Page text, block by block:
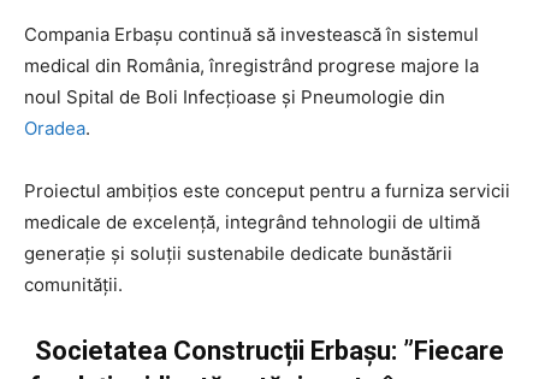
Compania Erbașu continuă să investească în sistemul
medical din România, înregistrând progrese majore la
noul Spital de Boli Infecțioase și Pneumologie din
Oradea.
Proiectul ambițios este conceput pentru a furniza servicii
medicale de excelență, integrând tehnologii de ultimă
generație și soluții sustenabile dedicate bunăstării
comunității.
Societatea Construcții Erbașu: ”Fiecare